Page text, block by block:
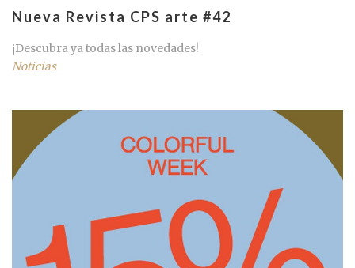
Nueva Revista CPS arte #42
¡Descubra ya todas las novedades!
Noticias